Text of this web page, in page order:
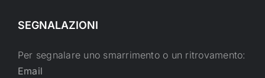
SEGNALAZIONI
Per segnalare uno smarrimento o un ritrovamento:
Email